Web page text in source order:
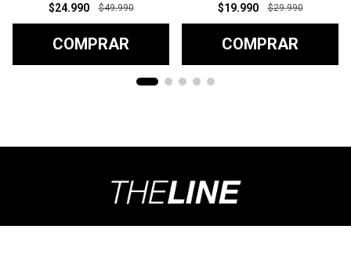
$24.990 $49.990
COMPRAR
$19.990 $29.990
COMPRAR